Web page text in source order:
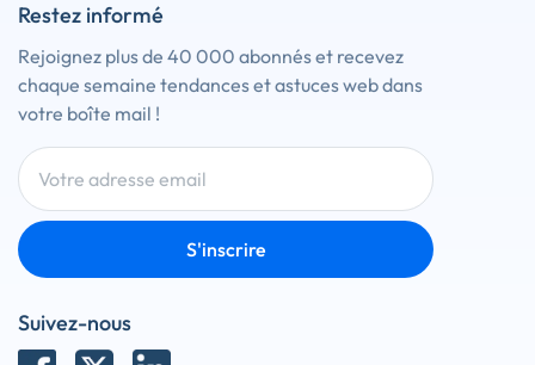
Restez informé
Rejoignez plus de 40 000 abonnés et recevez
chaque semaine tendances et astuces web dans
votre boîte mail !
S'inscrire
Suivez-nous